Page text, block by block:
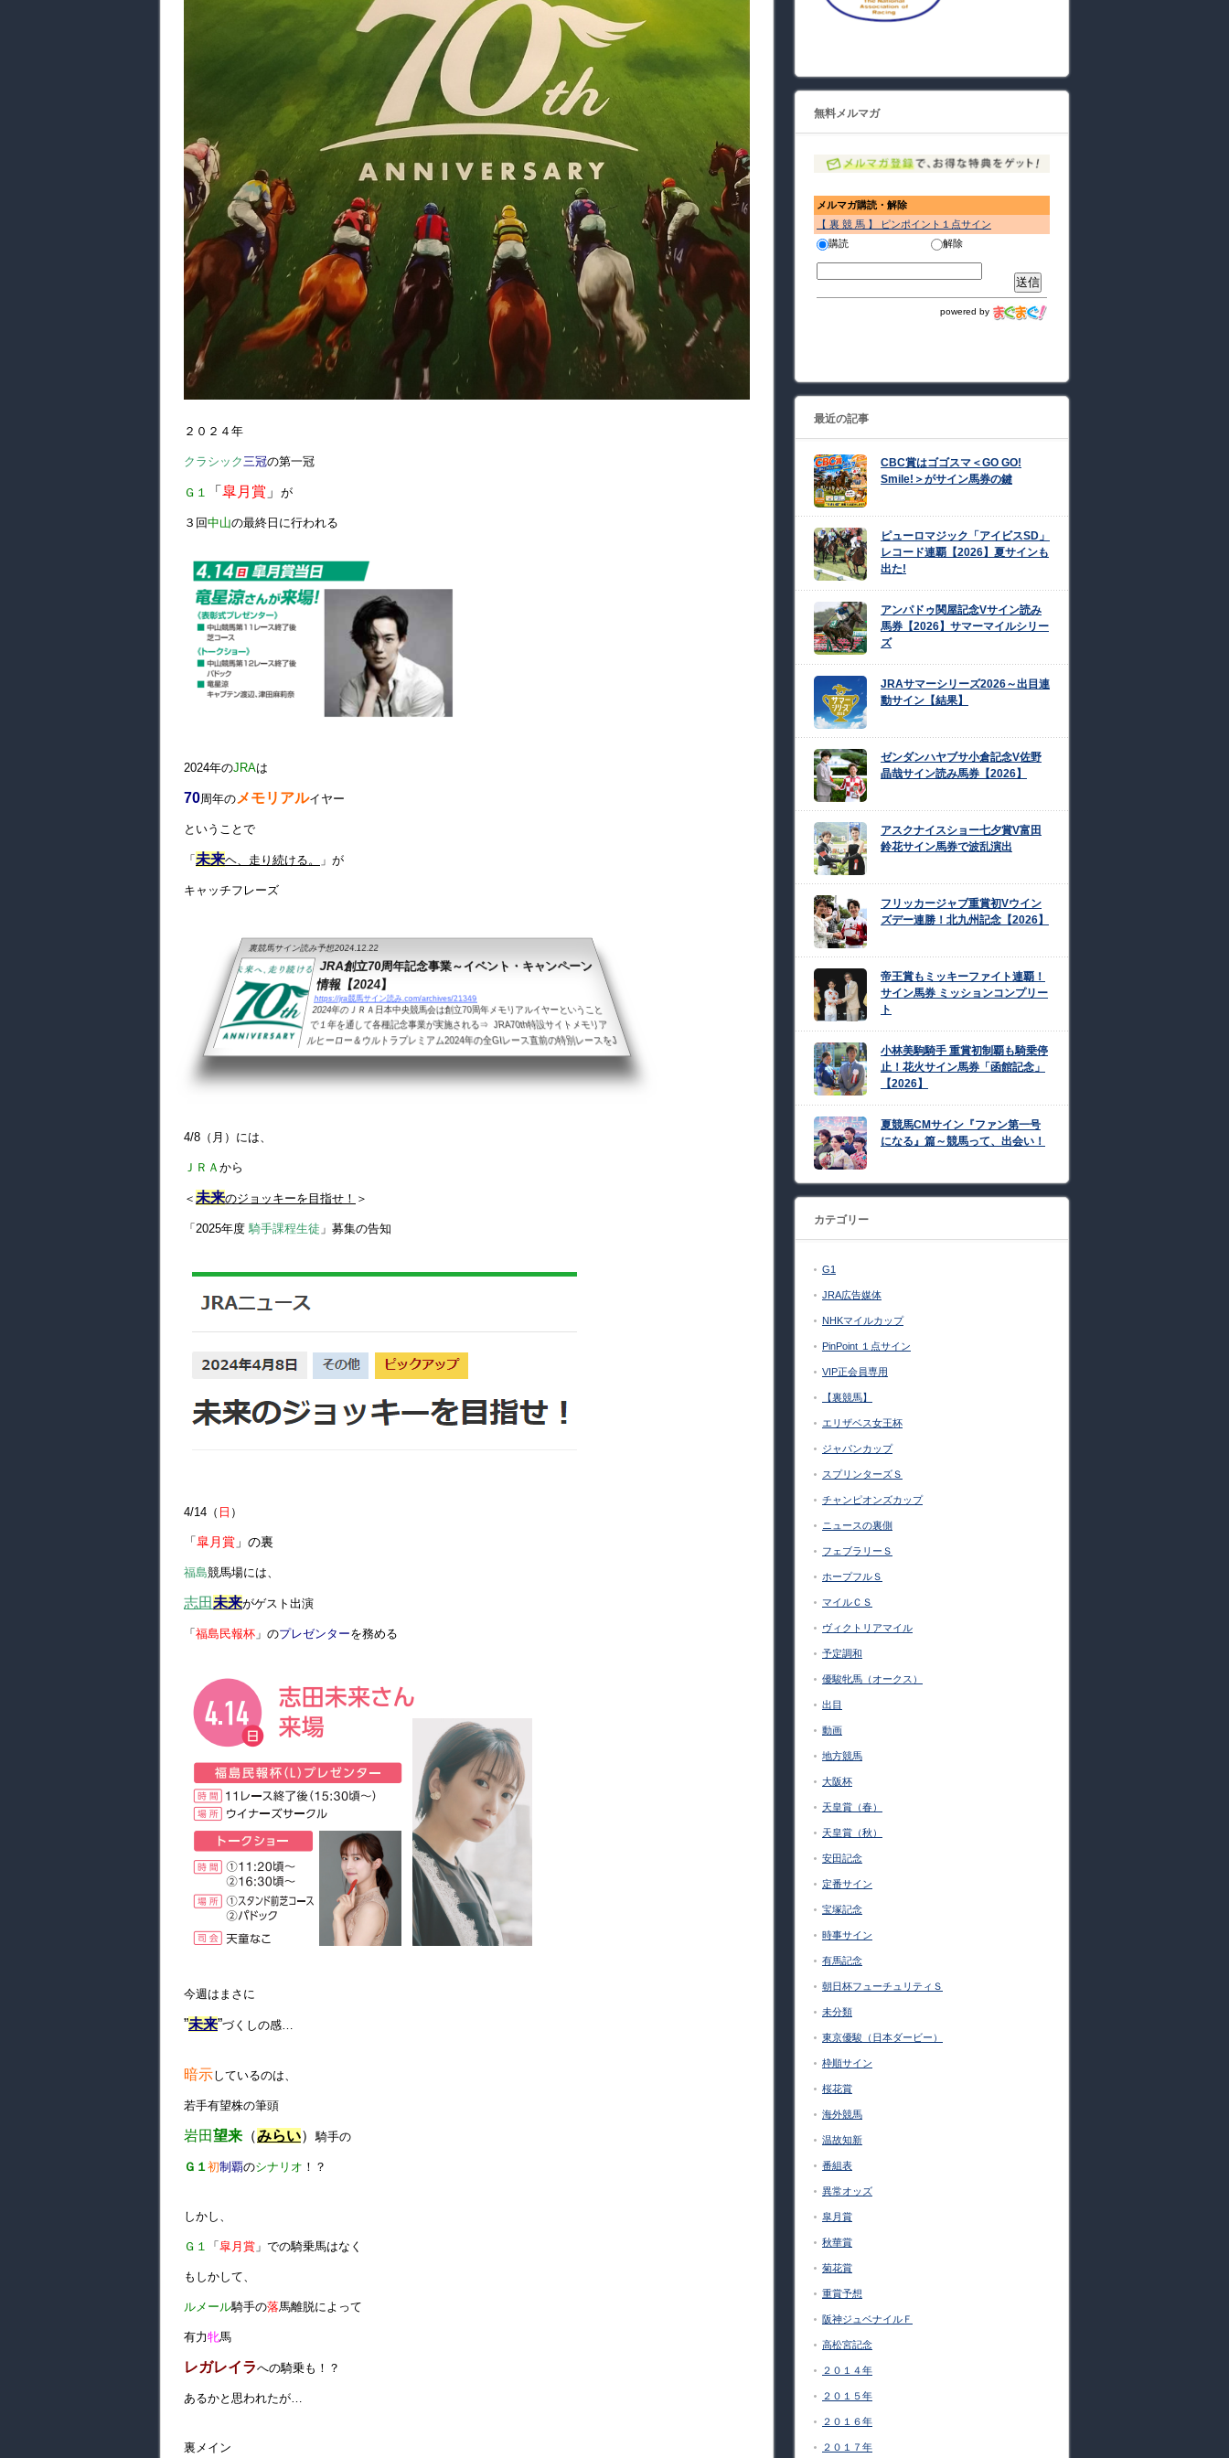
２０２４年
クラシック三冠の第一冠
Ｇ１ 「 皐月賞 」 が
３回中山の最終日に行われる
2024年のJRAは
70周年の メモリアルイヤー
ということで
「 未来ヘ、走り続ける。 」が
キャッチフレーズ
裏競馬サイン読み予想2024.12.22
JRA創立70周年記念事業～イベント・キャンペーン
情報【2024】
https://jra競馬サイン読み.com/archives/21349
2024年のＪＲＡ日本中央競馬会は創立70周年メモリアルイヤーということ
で１年を通して各種記念事業が実施される⇒ JRA70th特設サイトメモリア
ルヒーロー＆ウルトラプレミアム2024年の全GⅠレース直前の特別レースをJ
RA70周年特別企画『メモリアルヒーローファン投票』で選出された各馬の
馬名を冠した「JRAウルトラプレミアム 〇〇カップ」ヘ※〇〇はメモリア
4/8（月）には、
ＪＲＡ から
＜ 未来のジョッキーを目指せ！ ＞
「2025年度騎手課程生徒 」募集の告知
4/14（ 日 ）
「皐月賞 」の裏
福島競馬場には、
志田未来がゲスト出演
「 福島民報杯 」のプレゼンターを務める
今週はまさに
”未来”づくしの感…
暗示しているのは、
若手有望株の筆頭
岩田望来 （みらい） 騎手の
Ｇ１初制覇のシナリオ ！？
しかし、
Ｇ１ 「 皐月賞 」での騎乗馬はなく
もしかして、
ルメール騎手の落馬離脱によって
有力牝馬
レガレイラへの騎乗も！？
あるかと思われたが…
裏メイン
無料メルマガ
メルマガ購読・解除
【 裏 競 馬 】 ピンポイント１点サイン
購読
解除
powered by
最近の記事
CBC賞はゴゴスマ＜GO GO!
Smile!＞がサイン馬券の鍵
ピューロマジック「アイビスSD」
レコード連覇【2026】夏サインも
出た!
アンパドゥ関屋記念Vサイン読み
馬券【2026】サマーマイルシリー
ズ
JRAサマーシリーズ2026～出目連
動サイン【結果】
ゼンダンハヤブサ小倉記念V佐野
晶哉サイン読み馬券【2026】
アスクナイスショー七夕賞V富田
鈴花サイン馬券で波乱演出
フリッカージャブ重賞初Vウイン
ズデー連勝！北九州記念【2026】
帝王賞もミッキーファイト連覇！
サイン馬券 ミッションコンプリー
ト
小林美駒騎手 重賞初制覇も騎乗停
止！花火サイン馬券「函館記念」
【2026】
夏競馬CMサイン『ファン第一号
になる』篇～競馬って、出会い！
カテゴリー
G1
JRA広告媒体
NHKマイルカップ
PinPoint １点サイン
VIP正会員専用
【裏競馬】
エリザベス女王杯
ジャパンカップ
スプリンターズＳ
チャンピオンズカップ
ニュースの裏側
フェブラリーＳ
ホープフルＳ
マイルＣＳ
ヴィクトリアマイル
予定調和
優駿牝馬（オークス）
出目
動画
地方競馬
大阪杯
天皇賞（春）
天皇賞（秋）
安田記念
定番サイン
宝塚記念
時事サイン
有馬記念
朝日杯フューチュリティＳ
未分類
東京優駿（日本ダービー）
枠順サイン
桜花賞
海外競馬
温故知新
番組表
異常オッズ
皐月賞
秋華賞
菊花賞
重賞予想
阪神ジュベナイルＦ
高松宮記念
２０１４年
２０１５年
２０１６年
２０１７年